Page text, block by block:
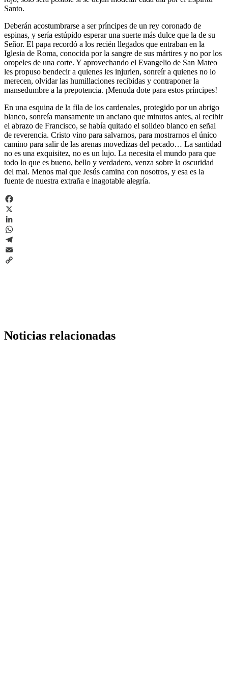
Santo.
Deberán acostumbrarse a ser príncipes de un rey coronado de
espinas, y sería estúpido esperar una suerte más dulce que la de su
Señor. El papa recordó a los recién llegados que entraban en la
Iglesia de Roma, conocida por la sangre de sus mártires y no por los
oropeles de una corte. Y aprovechando el Evangelio de San Mateo
les propuso bendecir a quienes les injurien, sonreír a quienes no lo
merecen, olvidar las humillaciones recibidas y contraponer la
mansedumbre a la prepotencia. ¡Menuda dote para estos príncipes!
En una esquina de la fila de los cardenales, protegido por un abrigo
blanco, sonreía mansamente un anciano que minutos antes, al recibir
el abrazo de Francisco, se había quitado el solideo blanco en señal
de reverencia. Cristo vino para salvarnos, para mostrarnos el único
camino para salir de las arenas movedizas del pecado… La santidad
no es una exquisitez, no es un lujo. La necesita el mundo para que
todo lo que es bueno, bello y verdadero, venza sobre la oscuridad
del mal. Menos mal que Jesús camina con nosotros, y esa es la
fuente de nuestra extraña e inagotable alegría.
Facebook
X
LinkedIn
WhatsApp
Telegram
Email
Noticias relacionadas